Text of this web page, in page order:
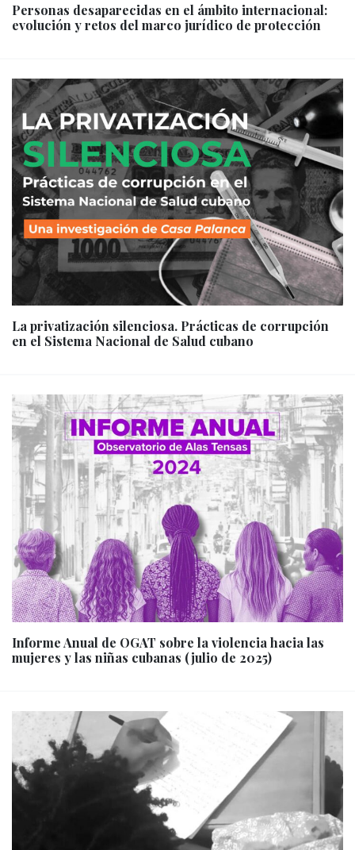
Personas desaparecidas en el ámbito internacional:
evolución y retos del marco jurídico de protección
La privatización silenciosa. Prácticas de corrupción
en el Sistema Nacional de Salud cubano
Informe Anual de OGAT sobre la violencia hacia las
mujeres y las niñas cubanas (julio de 2025)